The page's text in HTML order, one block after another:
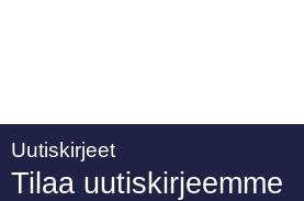
Uutiskirjeet
Tilaa uutiskirjeemme